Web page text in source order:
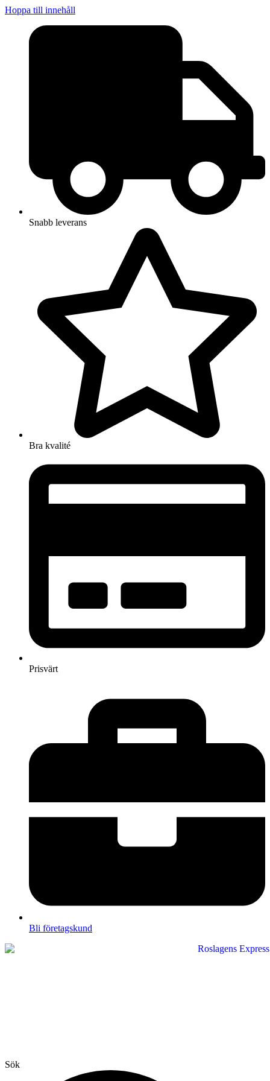
Hoppa till innehåll
Snabb leverans
Bra kvalité
Prisvärt
Bli företagskund
Sök